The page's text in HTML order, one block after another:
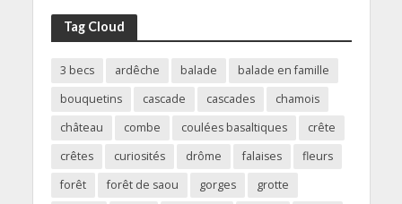
Tag Cloud
3 becs ardêche balade
balade en famille
bouquetins
cascade cascades
chamois
château
combe coulées basaltiques
crête
crêtes
curiosités drôme falaises
fleurs
forêt
forêt de saou gorges
grotte